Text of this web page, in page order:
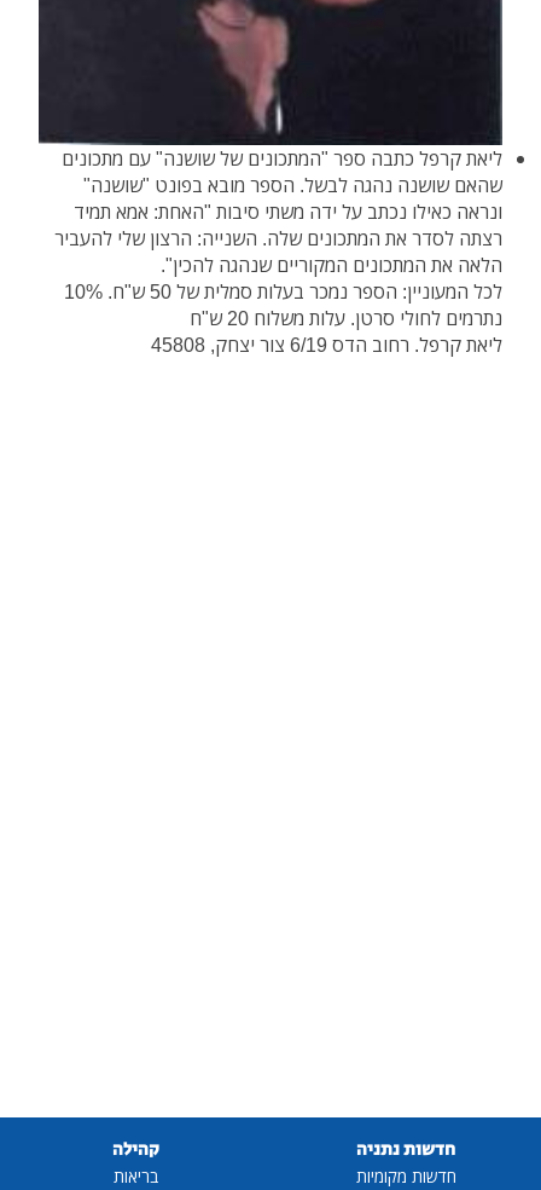
ליאת קרפל כתבה ספר "המתכונים של שושנה" עם מתכונים
שהאם שושנה נהגה לבשל. הספר מובא בפונט "שושנה"
ונראה כאילו נכתב על ידה משתי סיבות "האחת: אמא תמיד
רצתה לסדר את המתכונים שלה. השנייה: הרצון שלי להעביר
הלאה את המתכונים המקוריים שנהגה להכין".
לכל המעוניין: הספר נמכר בעלות סמלית של 50 ש"ח. 10%
נתרמים לחולי סרטן. עלות משלוח 20 ש"ח
ליאת קרפל. רחוב הדס 6/19 צור יצחק, 45808
חדשות נתניה
חדשות מקומיות
קהילה
בריאות